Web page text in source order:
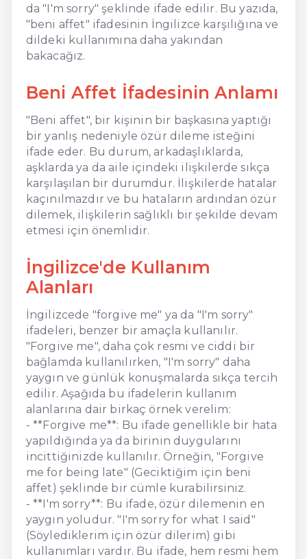
da "I'm sorry" şeklinde ifade edilir. Bu yazıda,
"beni affet" ifadesinin İngilizce karşılığına ve
dildeki kullanımına daha yakından
bakacağız.
Beni Affet İfadesinin Anlamı
"Beni affet", bir kişinin bir başkasına yaptığı
bir yanlış nedeniyle özür dileme isteğini
ifade eder. Bu durum, arkadaşlıklarda,
aşklarda ya da aile içindeki ilişkilerde sıkça
karşılaşılan bir durumdur. İlişkilerde hatalar
kaçınılmazdır ve bu hataların ardından özür
dilemek, ilişkilerin sağlıklı bir şekilde devam
etmesi için önemlidir.
İngilizce'de Kullanım
Alanları
İngilizcede "forgive me" ya da "I'm sorry"
ifadeleri, benzer bir amaçla kullanılır.
"Forgive me", daha çok resmi ve ciddi bir
bağlamda kullanılırken, "I'm sorry" daha
yaygın ve günlük konuşmalarda sıkça tercih
edilir. Aşağıda bu ifadelerin kullanım
alanlarına dair birkaç örnek verelim:
- **Forgive me**: Bu ifade genellikle bir hata
yapıldığında ya da birinin duygularını
incittiğinizde kullanılır. Örneğin, "Forgive
me for being late" (Geciktiğim için beni
affet) şeklinde bir cümle kurabilirsiniz.
- **I'm sorry**: Bu ifade, özür dilemenin en
yaygın yoludur. "I'm sorry for what I said"
(Söylediklerim için özür dilerim) gibi
kullanımları vardır. Bu ifade, hem resmi hem